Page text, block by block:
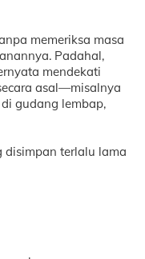
memeriksa masa
Padahal,
mendekati
asal—misalnya
gudang lembap,
disimpan terlalu lama